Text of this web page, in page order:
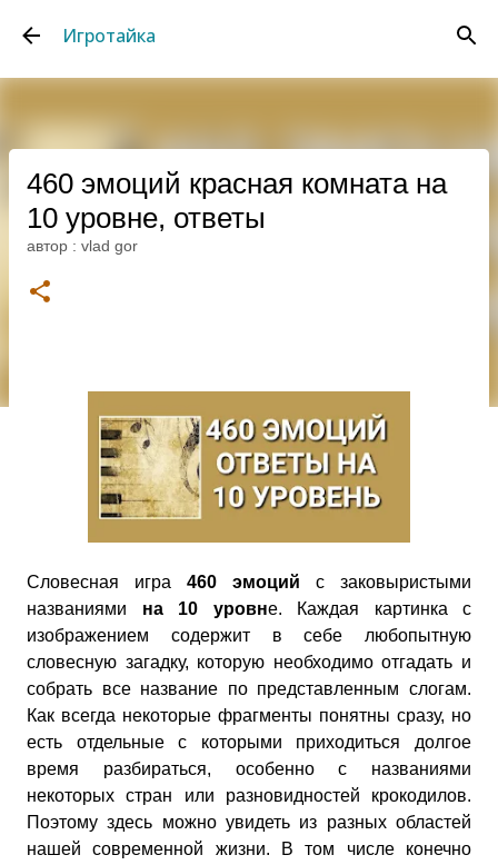
Игротайка
460 эмоций красная комната на
10 уровне, ответы
автор : vlad gor
Словесная игра 460 эмоций с заковыристыми
названиями на 10 уровне. Каждая картинка с
изображением содержит в себе любопытную
словесную загадку, которую необходимо отгадать и
собрать все название по представленным слогам.
Как всегда некоторые фрагменты понятны сразу, но
есть отдельные с которыми приходиться долгое
время разбираться, особенно с названиями
некоторых стран или разновидностей крокодилов.
Поэтому здесь можно увидеть из разных областей
нашей современной жизни. В том числе конечно